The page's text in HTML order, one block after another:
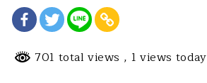
701 total views , 1 views today